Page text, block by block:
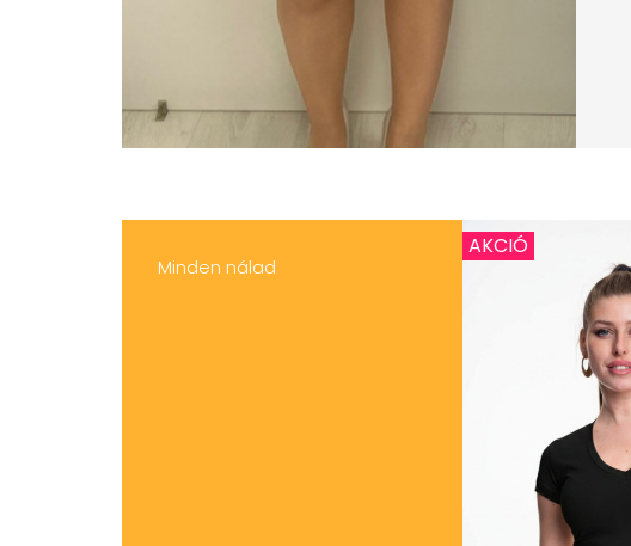
Minden nálad
AKCIÓ